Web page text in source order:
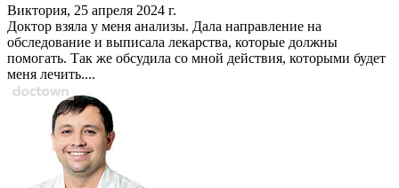
Виктория, 25 апреля 2024 г.
Доктор взяла у меня анализы. Дала направление на
обследование и выписала лекарства, которые должны
помогать. Так же обсудила со мной действия, которыми будет
меня лечить....